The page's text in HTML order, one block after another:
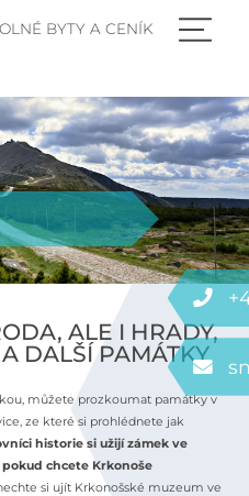
BYTY A CENÍK
ALE I HRADY,
DALŠÍ PAMÁTKY
můžete prozkoumat památky v
ze které si prohlédnete jak
historie si užijí zámek ve
chcete Krkonoše
si ujít Krkonošské muzeum ve